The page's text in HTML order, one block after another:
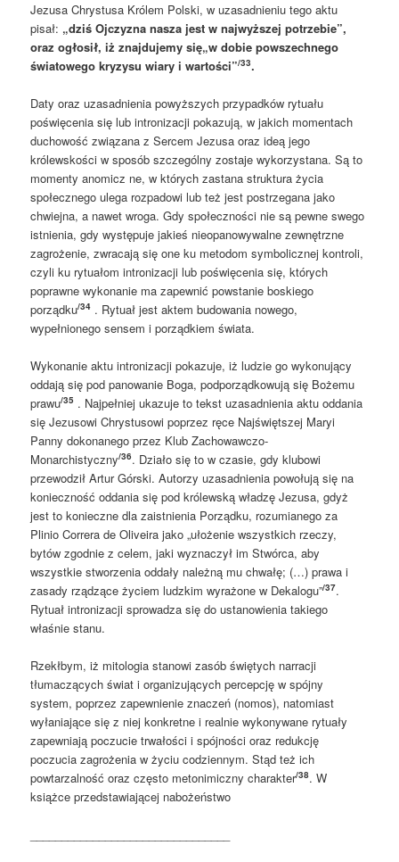
Jezusa Chrystusa Królem Polski, w uzasadnieniu tego aktu
pisał: „dziś Ojczyzna nasza jest w najwyższej potrzebie”,
oraz ogłosił, iż znajdujemy się„w dobie powszechnego
światowego kryzysu wiary i wartości”/33.
Daty oraz uzasadnienia powyższych przypadków rytuału
poświęcenia się lub intronizacji pokazują, w jakich momentach
duchowość związana z Sercem Jezusa oraz ideą jego
królewskości w sposób szczególny zostaje wykorzystana. Są to
momenty anomicz ne, w których zastana struktura życia
społecznego ulega rozpadowi lub też jest postrzegana jako
chwiejna, a nawet wroga. Gdy społeczności nie są pewne swego
istnienia, gdy występuje jakieś nieopanowywalne zewnętrzne
zagrożenie, zwracają się one ku metodom symbolicznej kontroli,
czyli ku rytuałom intronizacji lub poświęcenia się, których
poprawne wykonanie ma zapewnić powstanie boskiego
porządku/34 . Rytuał jest aktem budowania nowego,
wypełnionego sensem i porządkiem świata.
Wykonanie aktu intronizacji pokazuje, iż ludzie go wykonujący
oddają się pod panowanie Boga, podporządkowują się Bożemu
prawu/35 . Najpełniej ukazuje to tekst uzasadnienia aktu oddania
się Jezusowi Chrystusowi poprzez ręce Najświętszej Maryi
Panny dokonanego przez Klub Zachowawczo-
Monarchistyczny/36. Działo się to w czasie, gdy klubowi
przewodził Artur Górski. Autorzy uzasadnienia powołują się na
konieczność oddania się pod królewską władzę Jezusa, gdyż
jest to konieczne dla zaistnienia Porządku, rozumianego za
Plinio Correra de Oliveira jako „ułożenie wszystkich rzeczy,
bytów zgodnie z celem, jaki wyznaczył im Stwórca, aby
wszystkie stworzenia oddały należną mu chwałę; (…) prawa i
zasady rządzące życiem ludzkim wyrażone w Dekalogu”/37.
Rytuał intronizacji sprowadza się do ustanowienia takiego
właśnie stanu.
Rzekłbym, iż mitologia stanowi zasób świętych narracji
tłumaczących świat i organizujących percepcję w spójny
system, poprzez zapewnienie znaczeń (nomos), natomiast
wyłaniające się z niej konkretne i realnie wykonywane rytuały
zapewniają poczucie trwałości i spójności oraz redukcję
poczucia zagrożenia w życiu codziennym. Stąd też ich
powtarzalność oraz często metonimiczny charakter/38. W
książce przedstawiającej nabożeństwo